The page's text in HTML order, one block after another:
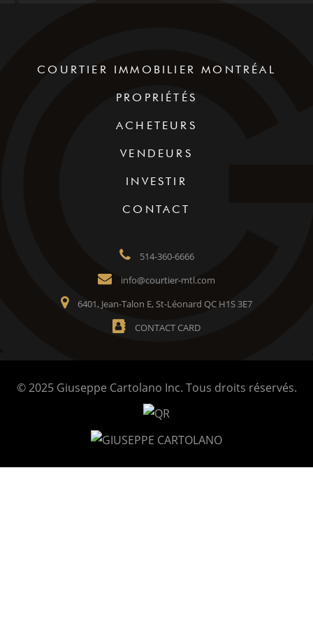
COURTIER IMMOBILIER MONTRÉAL
PROPRIÉTÉS
ACHETEURS
VENDEURS
INVESTIR
CONTACT
514-360-6666
info@courtier-mtl.com
6401, Jean-Talon E, St-Léonard QC H1S 3E7
CONTACT CARD
© 2025 Giuseppe Cartolano Inc. Tous droits réservés.